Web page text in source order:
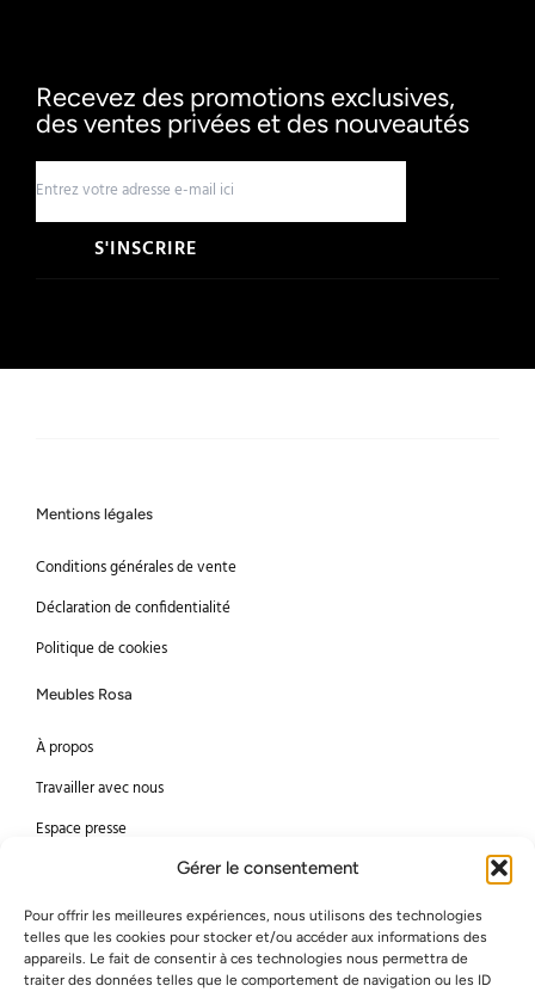
Gérer le consentement
Pour offrir les meilleures expériences, nous utilisons des technologies
telles que les cookies pour stocker et/ou accéder aux informations des
appareils. Le fait de consentir à ces technologies nous permettra de
traiter des données telles que le comportement de navigation ou les ID
Recevez des promotions exclusives,
des ventes privées et des nouveautés
S'INSCRIRE
Mentions légales
Conditions générales de vente
Déclaration de confidentialité
Politique de cookies
Meubles Rosa
À propos
Travailler avec nous
Espace presse
Méthodes de paiement
Mastercard
Bancontact
Visa
American Express